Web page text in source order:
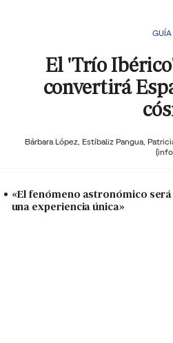
El 'Trío
convertirá
Bárbara López, Estíbaliz Pangua,
«El fenómeno astronómico será
una experiencia única»